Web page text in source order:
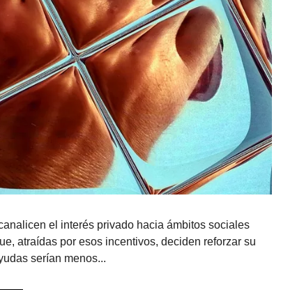
el interés privado hacia ámbitos sociales
atraídas por esos incentivos, deciden reforzar su
serían menos...